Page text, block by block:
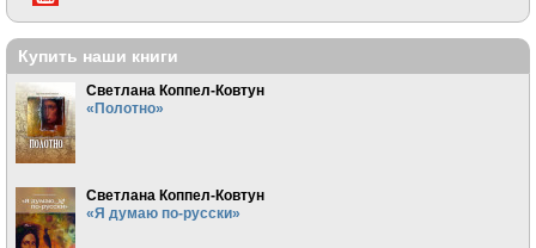
Купить наши книги
Светлана Коппел-Ковтун
«Полотно»
Светлана Коппел-Ковтун
«Я думаю по-русски»